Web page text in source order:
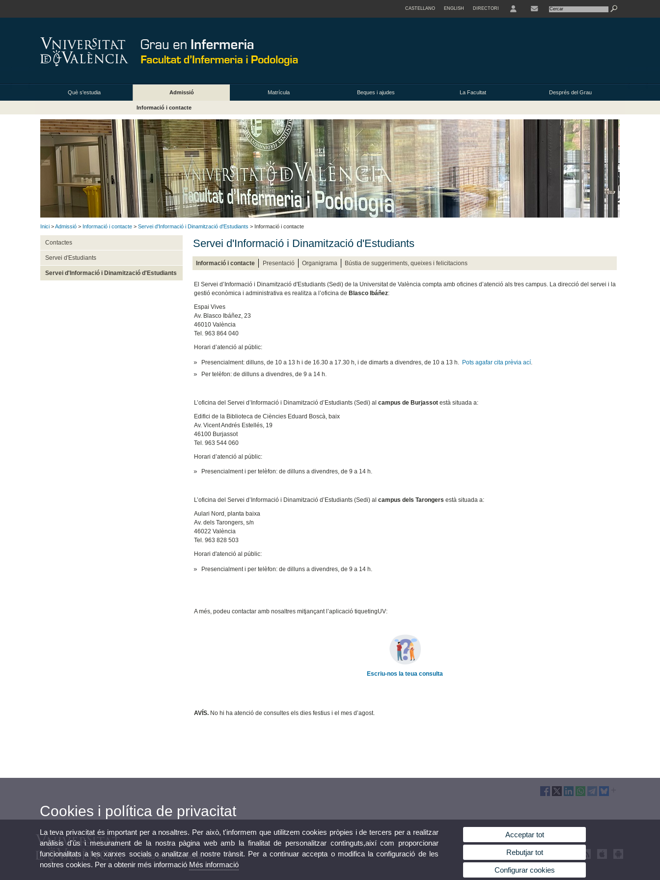
CASTELLANO ENGLISH DIRECTORI
Què s'estudia Admissió Matrícula Beques i ajudes La Facultat Després del Grau
Informació i contacte
Inici >Admissió > Informació i contacte > Servei d'Informació i Dinamització d'Estudiants > Informació i contacte
Contactes
Servei d'Estudiants
Servei d'Informació i Dinamització d'Estudiants
Servei d'Informació i Dinamització d'Estudiants
Informació i contacte Presentació Organigrama Bústia de suggeriments, queixes i felicitacions
El Servei d’Informació i Dinamització d'Estudiants (Sedi) de la Universitat de València compta amb oficines d’atenció als tres campus. La direcció del servei i la
gestió econòmica i administrativa es realitza a l’oficina de Blasco Ibáñez:
Espai Vives
Av. Blasco Ibáñez, 23
46010 València
Tel. 963 864 040
Horari d’atenció al públic:
Presencialment: dilluns, de 10 a 13 h i de 16.30 a 17.30 h, i de dimarts a divendres, de 10 a 13 h. Pots agafar cita prèvia ací.
Per telèfon: de dilluns a divendres, de 9 a 14 h.
L’oficina del Servei d’Informació i Dinamització d’Estudiants (Sedi) al campus de Burjassot està situada a:
Edifici de la Biblioteca de Ciències Eduard Boscà, baix
Av. Vicent Andrés Estellés, 19
46100 Burjassot
Tel. 963 544 060
Horari d’atenció al públic:
Presencialment i per telèfon: de dilluns a divendres, de 9 a 14 h.
L’oficina del Servei d’Informació i Dinamització d’Estudiants (Sedi) al campus dels Tarongers està situada a:
Aulari Nord, planta baixa
Av. dels Tarongers, s/n
46022 València
Tel. 963 828 503
Horari d'atenció al públic:
Presencialment i per telèfon: de dilluns a divendres, de 9 a 14 h.
A més, podeu contactar amb nosaltres mitjançant l’aplicació tiquetingUV:
Escriu-nos la teua consulta
AVÍS. No hi ha atenció de consultes els dies festius i el mes d’agost.
Grau en Infermeria
Cookies i política de privacitat
La teva privacitat és important per a nosaltres. Per això, t'informem que utilitzem cookies pròpies i de tercers per a realitzar
anàlisis d'ús i mesurament de la nostra pàgina web amb la finalitat de personalitzar continguts,així com proporcionar
funcionalitats a les xarxes socials o analitzar el nostre trànsit. Per a continuar accepta o modifica la configuració de les
nostres cookies. Per a obtenir més informació Més informació
Acceptar tot
Rebutjar tot
Configurar cookies